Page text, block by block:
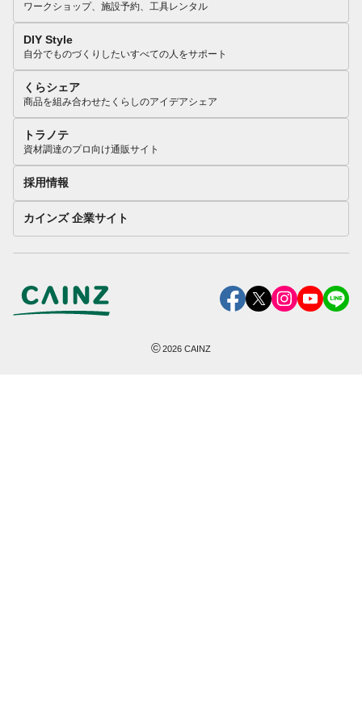
ワークショップ、施設予約、工具レンタル
DIY Style
自分でものづくりしたいすべての人をサポート
くらシェア
商品を組み合わせたくらしのアイデアシェア
トラノテ
資材調達のプロ向け通販サイト
採用情報
カインズ 企業サイト
©2026 CAINZ